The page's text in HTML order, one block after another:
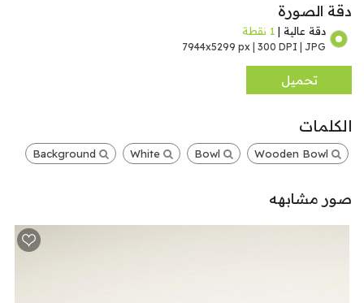
دقة الصورة
دقة عالية | 1 نقطة
7944x5299 px | 300 DPI | JPG
تحميل
الكلمات
صور مشابهه